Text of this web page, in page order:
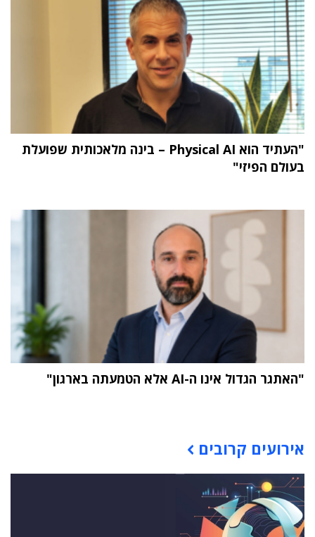
"העתיד הוא Physical AI – בינה מלאכותית שפועלת
בעולם הפיזי"
"האתגר הגדול אינו ה-AI אלא הטמעתה בארגון"
אירועים קרובים